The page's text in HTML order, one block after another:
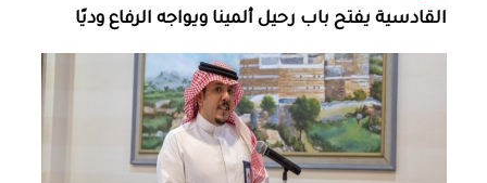
القادسية يفتح باب رحيل ألمينا ويواجه الرفاع وديًا